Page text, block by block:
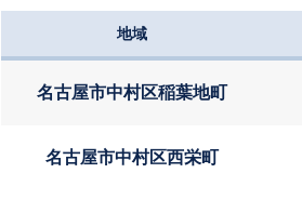
中村本町
諏訪町
地域
名古屋市中村区稲葉地町
名古屋市中村区西栄町